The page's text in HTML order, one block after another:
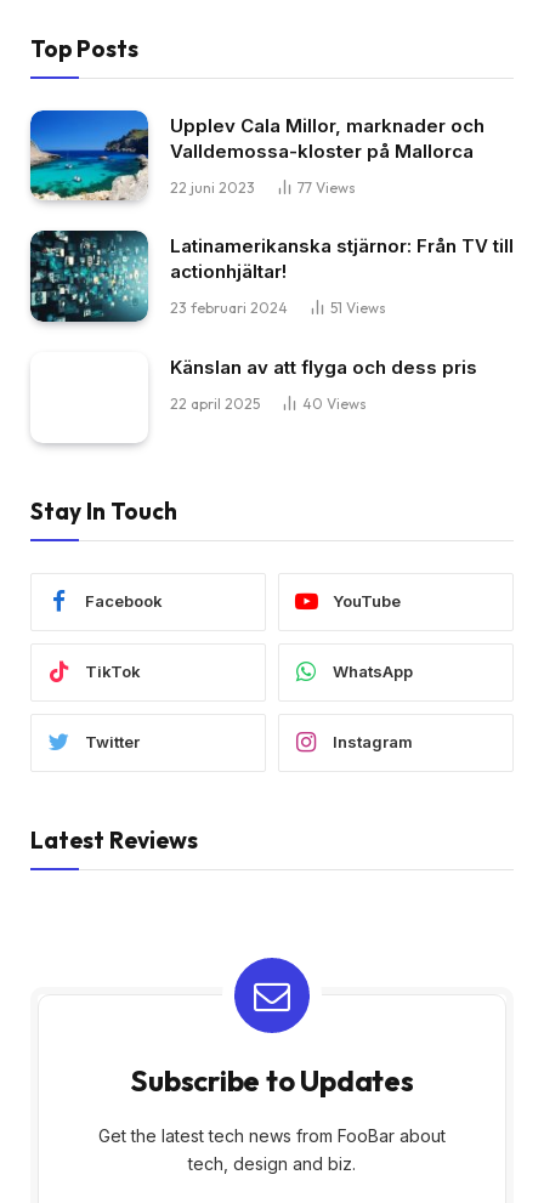
Top Posts
Upplev Cala Millor, marknader och
Valldemossa-kloster på Mallorca
22 juni 2023 77 Views
Latinamerikanska stjärnor: Från TV till
actionhjältar!
23 februari 2024 51 Views
Känslan av att flyga och dess pris
22 april 2025 40 Views
Stay In Touch
Facebook YouTube
TikTok WhatsApp
Twitter Instagram
Latest Reviews
Subscribe to Updates
Get the latest tech news from FooBar about
tech, design and biz.